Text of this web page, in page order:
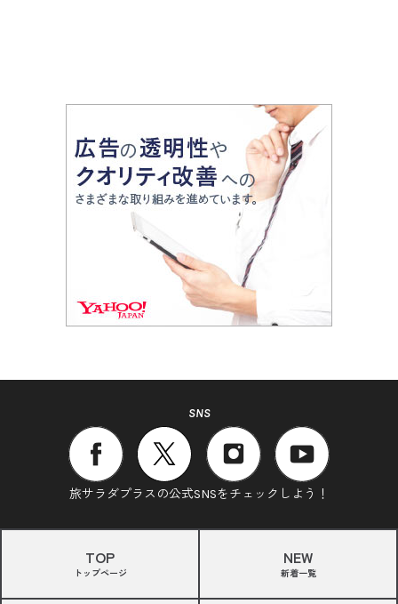
SNS
旅サラダプラスの公式SNSをチェックしよう！
TOP
トップページ
NEW
新着一覧